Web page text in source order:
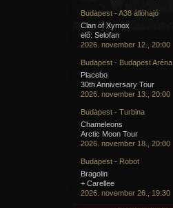
Budapest - A38 állóhajó
Clan of Xymox
elő: Selofan
2026. november 12., 20:00
Budapest - Budapest Aréna
Placebo
30th Anniversary Tour
2026. november 13., 20:00
Budapest - Turbina
Chameleons
Arctic Moon Tour
2026. november 18., 20:00
Budapest - Robot
Bragolin
+ Carellee
2026. november 26., 19:30